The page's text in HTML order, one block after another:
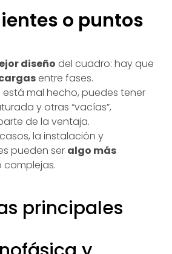
o puntos
diseño del cuadro: hay que
entre fases.
está mal hecho, puedes tener
y otras “vacías”,
de la ventaja.
la instalación y
pueden ser algo más
complejas.
principales